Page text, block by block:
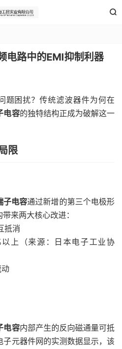

电路中的EMI抑制利器
题困扰？传统滤波器件为何在
电容的独特结构正成为破解这一
限
子电容通过新增的第三个电极形
来两大核心改进：
抵消
上（来源：日本电子工业协
电容内部产生的反向磁通量可抵
元器件网的实测数据显示，该